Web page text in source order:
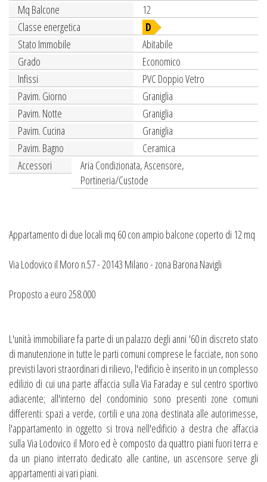
Mq Balcone
12
Classe energetica
D
Stato Immobile
Abitabile
Grado
Economico
Infissi
PVC Doppio Vetro
Pavim. Giorno
Graniglia
Pavim. Notte
Graniglia
Pavim. Cucina
Graniglia
Pavim. Bagno
Ceramica
Accessori
Aria Condizionata, Ascensore,
Portineria/Custode
Appartamento di due locali mq 60 con ampio balcone coperto di 12 mq
Via Lodovico il Moro n.57 - 20143 Milano - zona Barona Navigli
Proposto a euro 258.000
L'unità immobiliare fa parte di un palazzo degli anni '60 in discreto stato
di manutenzione in tutte le parti comuni comprese le facciate, non sono
previsti lavori straordinari di rilievo, l'edificio è inserito in un complesso
edilizio di cui una parte affaccia sulla Via Faraday e sul centro sportivo
adiacente; all'interno del condominio sono presenti zone comuni
differenti: spazi a verde, cortili e una zona destinata alle autorimesse,
l'appartamento in oggetto si trova nell'edificio a destra che affaccia
sulla Via Lodovico il Moro ed è composto da quattro piani fuori terra e
da un piano interrato dedicato alle cantine, un ascensore serve gli
appartamenti ai vari piani.